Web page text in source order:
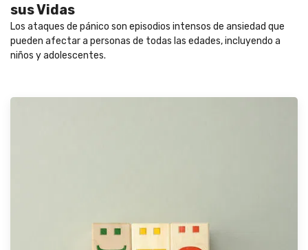
sus Vidas
Los ataques de pánico son episodios intensos de ansiedad que
pueden afectar a personas de todas las edades, incluyendo a
niños y adolescentes.